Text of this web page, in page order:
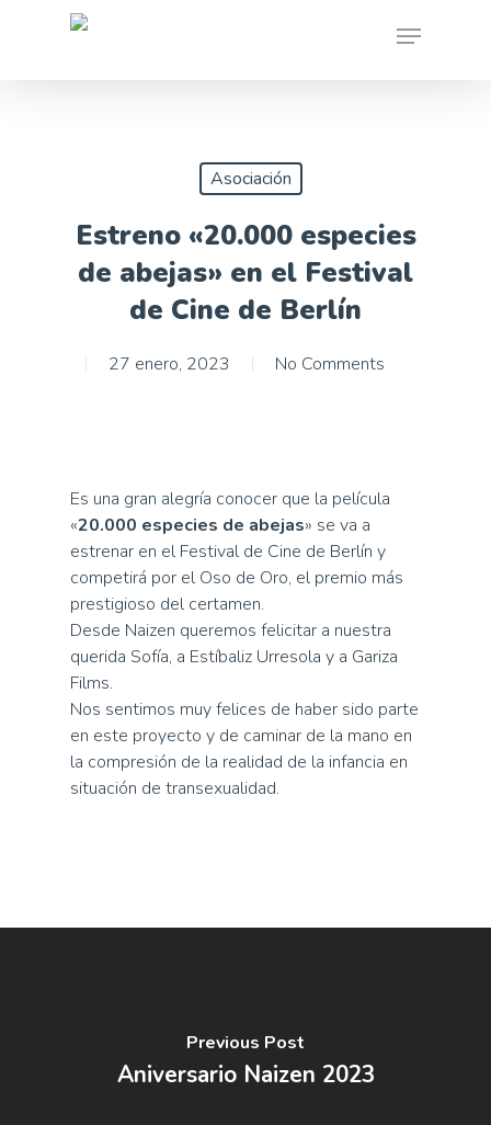
Menu
Asociación
Estreno «20.000 especies
de abejas» en el Festival
de Cine de Berlín
27 enero, 2023 No Comments
Es una gran alegría conocer que la película
«20.000 especies de abejas» se va a
estrenar en el Festival de Cine de Berlín y
competirá por el Oso de Oro, el premio más
prestigioso del certamen.
Desde Naizen queremos felicitar a nuestra
querida Sofía, a Estíbaliz Urresola y a Gariza
Films.
Nos sentimos muy felices de haber sido parte
en este proyecto y de caminar de la mano en
la compresión de la realidad de la infancia en
situación de transexualidad.
Previous Post
Aniversario Naizen 2023